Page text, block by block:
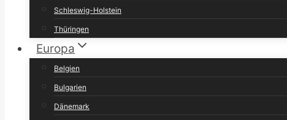
Schleswig-Holstein
Thüringen
Europa
Belgien
Bulgarien
Dänemark